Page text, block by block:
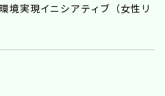
境実現イニシアティブ（女性リ